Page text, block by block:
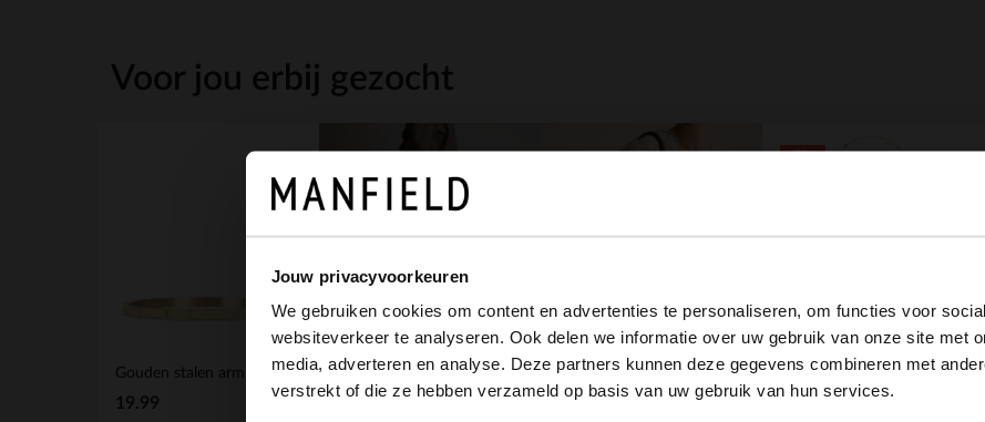
Jouw privacyvoorkeuren
We gebruiken cookies om content en advertenties te personaliseren, om functies voor
websiteverkeer te analyseren. Ook delen we informatie over uw gebruik van onze site met
media, adverteren en analyse. Deze partners kunnen deze gegevens combineren met
verstrekt of die ze hebben verzameld op basis van uw gebruik van hun services.
Voor jou erbij gezocht
Gouden stalen armband met roze details
19.99
Donkergroen sjaaltje met wit- en bruine details
Multicolor gevlochten ketting met zeevisjes
-70%
It looks like your language isn't Dutch. Would you like to